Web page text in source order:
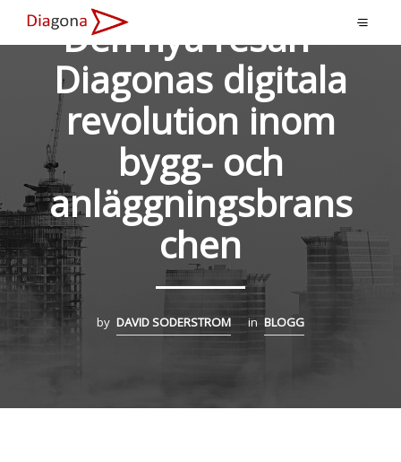
Den nya resan –
Diagonas digitala
revolution inom
bygg- och
anläggningsbrans
chen
by DAVID SODERSTROM in BLOGG